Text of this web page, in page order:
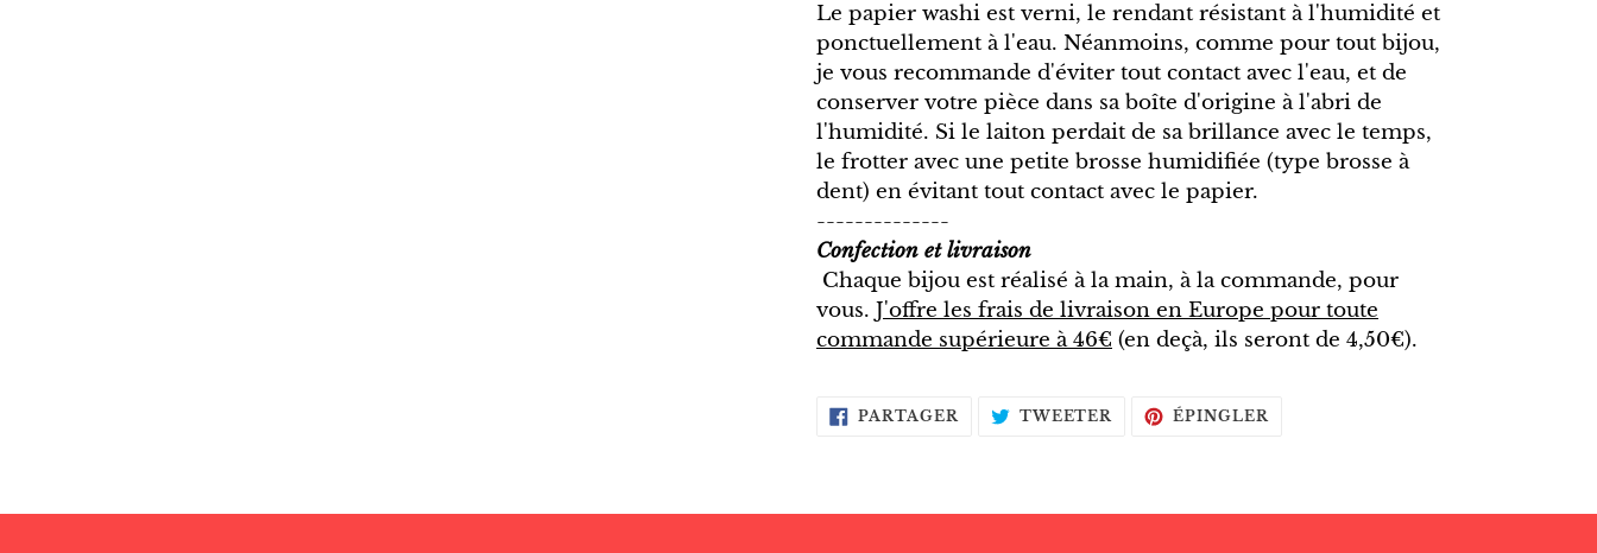
Le papier washi est verni, le rendant résistant à l'humidité et
ponctuellement à l'eau. Néanmoins, comme pour tout bijou,
je vous recommande d'éviter tout contact avec l'eau, et de
conserver votre pièce dans sa boîte d'origine à l'abri de
l'humidité. Si le laiton perdait de sa brillance avec le temps,
le frotter avec une petite brosse humidifiée (type brosse à
dent) en évitant tout contact avec le papier.
--------------
Confection et livraison
Chaque bijou est réalisé à la main, à la commande, pour
vous. J'offre les frais de livraison en Europe pour toute
commande supérieure à 46€ (en deçà, ils seront de 4,50€).
PARTAGER PARTAGER
SUR
TWEETER TWEETER
SUR
ÉPINGLER
SUR